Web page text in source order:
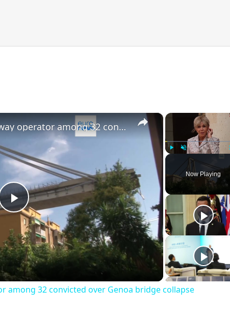
Unmute
Now Playing
×
Play
Video
Ex-CEO of Italian motorway operator among 32 convicted over Genoa bridge collapse
among 32 convicted over Genoa bridge collapse